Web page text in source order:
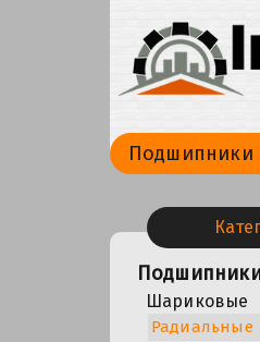
Подшипники
Шариковые
Радиальные